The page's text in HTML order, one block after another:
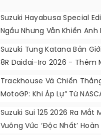
Suzuki Hayabusa Special
Ngầu Nhưng Vẫn Khiến Anh
Suzuki Tung Katana Bản
8R Daidai-Iro 2026 - Thêm
Đồ Chơi, Thêm Cá Tính
Trackhouse Và Chiến
MotoGP: Khi Áp Lự” Từ
Động Lực Ngọt Ngào
Suzuki Sui 125 2026 Ra Mắt
Vuông Vức ‘độc Nhất’